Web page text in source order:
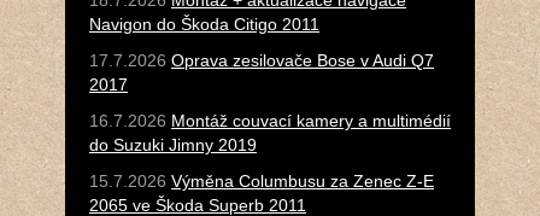
Navigon do Škoda Citigo 2011
17.7.2026 Oprava zesilovače Bose v Audi Q7
2017
16.7.2026 Montáž couvací kamery a multimédií
do Suzuki Jimny 2019
15.7.2026 Výměna Columbusu za Zenec Z-E
2065 ve Škoda Superb 2011